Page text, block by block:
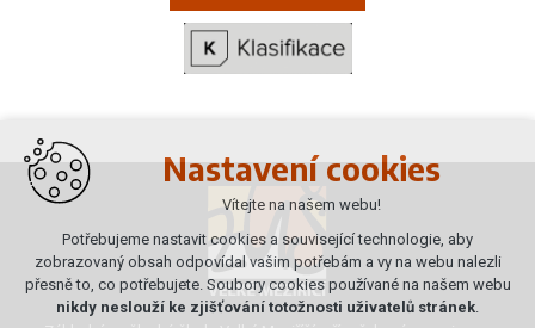
Nastavení cookies
Vítejte na našem webu!
Potřebujeme nastavit cookies a související technologie, aby
zobrazovaný obsah odpovídal vašim potřebám a vy na webu nalezli
přesně to, co potřebujete. Soubory cookies používané na našem webu
nikdy neslouží ke zjišťování totožnosti uživatelů stránek.